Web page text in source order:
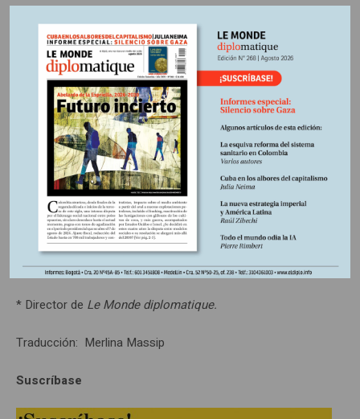
Y no hay que contar con unidad alguna. Los europeos se
mostraron incapaces de hablar con una voz potente
después de que la Corte Penal Internacional (CPI) inculpara
al primer ministro israelí Benjamin Netanyahu por “crímenes
de guerra” y “crímenes contra la humanidad”. Austria,
Hungría y la República Checa rechazaron la decisión.
Bélgica, Irlanda y España la apoyaron. En cuanto a Francia
y Alemania, que se sienten en aprietos, declararon que
“tomaban nota” pero no se comprometieron a más.
Complacer a Estados Unidos o respetar la justicia
internacional, qué dilema terrible… g
* Director de Le Monde diplomatique.
Traducción: Merlina Massip
Suscríbase